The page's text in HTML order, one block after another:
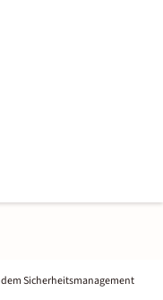
Sicherheitsmanagement